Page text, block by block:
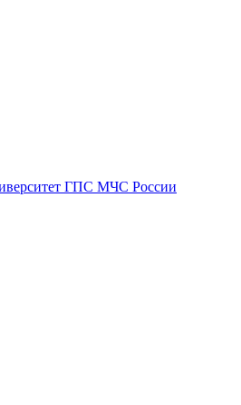
ГПС МЧС России